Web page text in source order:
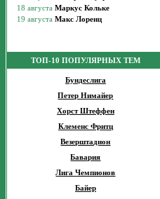
ТОП-10 ПОПУЛЯРНЫХ ТЕМ
Бундеслига
Петер Нимайер
Хорст Штеффен
Клеменс Фритц
Везерштадион
Бавария
Лига Чемпионов
Байер